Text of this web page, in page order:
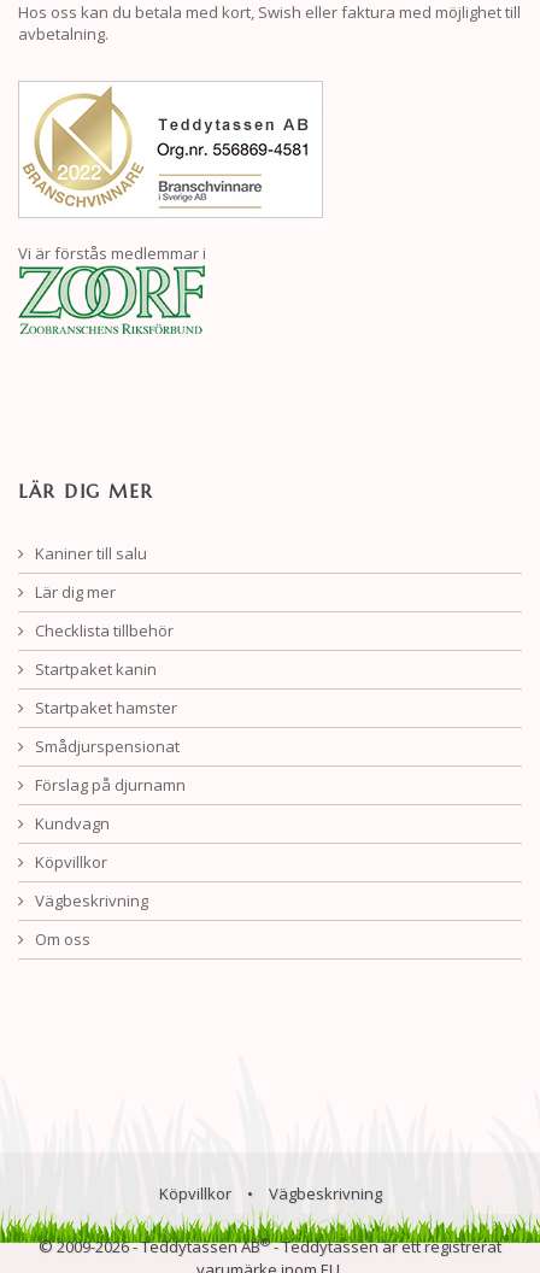
Hos oss kan du betala med kort, Swish eller faktura med möjlighet till
avbetalning.
Vi är förstås medlemmar i
LÄR DIG MER
Kaniner till salu
Lär dig mer
Checklista tillbehör
Startpaket kanin
Startpaket hamster
Smådjurspensionat
Förslag på djurnamn
Kundvagn
Köpvillkor
Vägbeskrivning
Om oss
Köpvillkor • Vägbeskrivning
© 2009-2026 - Teddytassen AB®- Teddytassen är ett registrerat